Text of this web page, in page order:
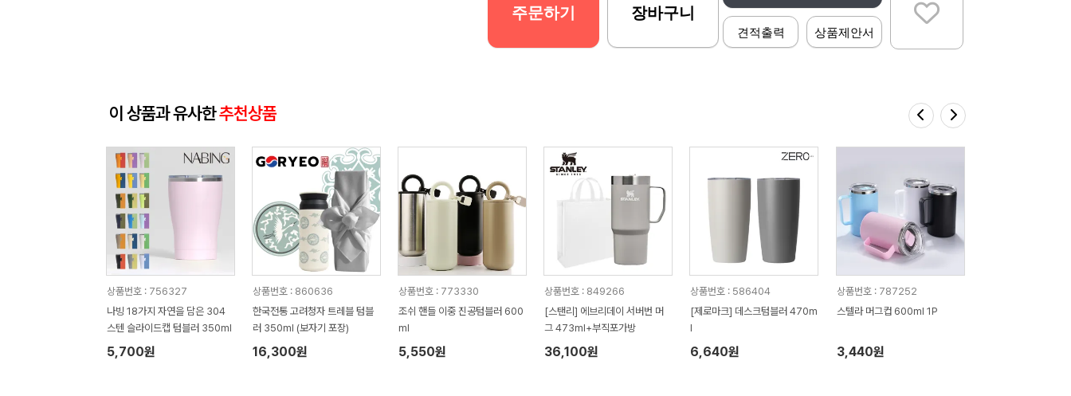
견적출력 상품제안서
주문하기 장바구니
이 상품과 유사한추천상품
상품번호 : 756327
나빙 18가지 자연을 담은 304
스텐 슬라이드캡 텀블러 350ml
5,700원
상품번호 : 860636
한국전통 고려청자 트레블 텀블
러 350ml (보자기 포장)
16,300원
상품번호 : 773330
조쉬 핸들 이중 진공텀블러 600
ml
5,550원
상품번호 : 849266
[스탠리] 에브리데이 서버번 머
그 473ml+부직포가방
36,100원
상품번호 : 586404
[제로마크] 데스크텀블러 470m
l
6,640원
상품번호 : 787252
스텔라 머그컵 600ml 1P
3,440원